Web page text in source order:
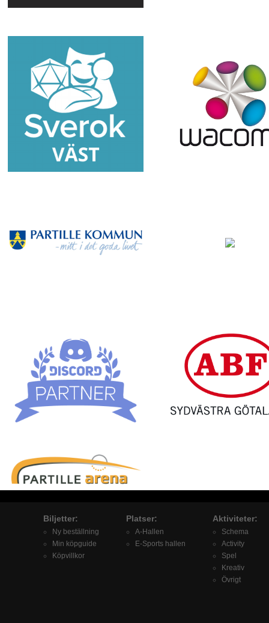
Biljetter:
Ny beställning
Min köpguide
Köpvillkor
Platser:
A-Hallen
E-Sports hallen
Aktiviteter:
Schema
Activity
Spel
Kreativ
Övrigt